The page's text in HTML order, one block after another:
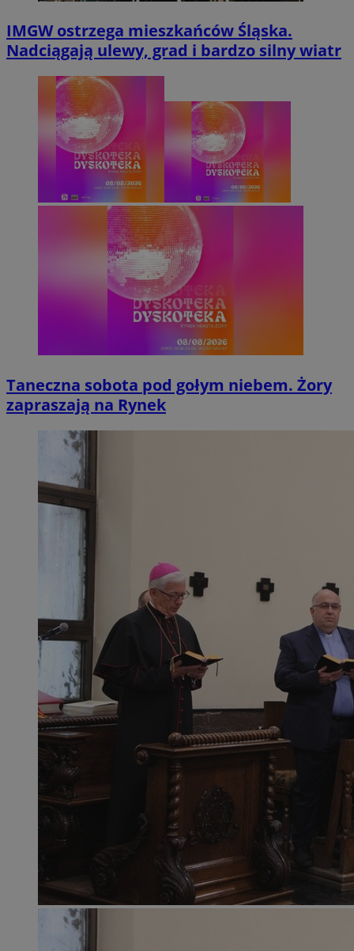
IMGW ostrzega mieszkańców Śląska.
Nadciągają ulewy, grad i bardzo silny wiatr
Taneczna sobota pod gołym niebem. Żory
zapraszają na Rynek